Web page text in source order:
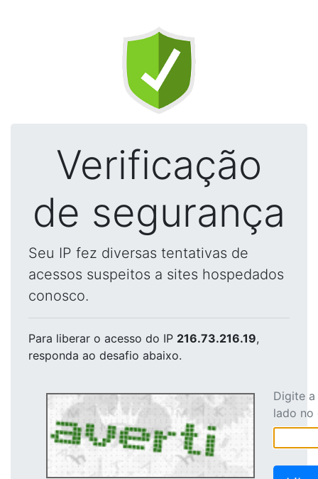
Verificação
de segurança
Seu IP fez diversas tentativas de
acessos suspeitos a sites hospedados
conosco.
Para liberar o acesso do IP 216.73.216.19,
responda ao desafio abaixo.
Digite
lado no